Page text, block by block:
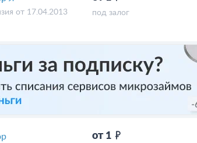
от 17.04.2013 под залог
от 1